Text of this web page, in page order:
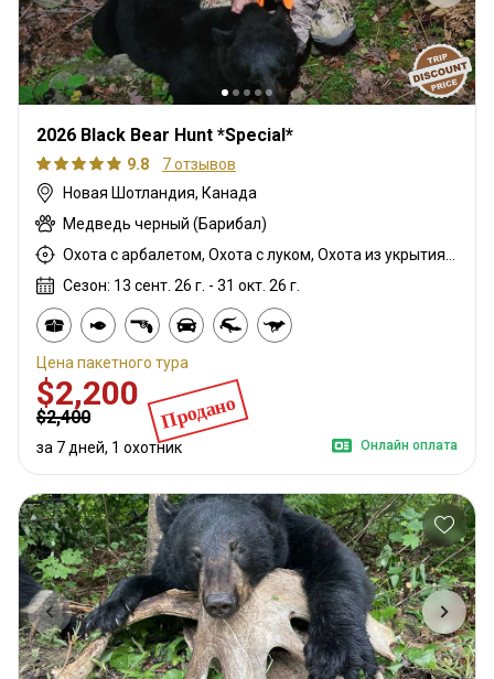
2026 Black Bear Hunt *Special*
9.8
7 отзывов
Новая Шотландия, Канада
Медведь черный (Барибал)
Сезон: 13 сент. 26 г. - 31 окт. 26 г.
Продано
Цена пакетного тура
$2,200
$2,400
за 7 дней, 1 охотник Онлайн оплата